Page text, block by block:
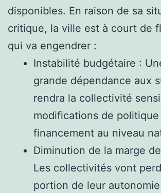
disponibles. En raison de sa
critique, la ville est à court de
qui va engendrer :
Instabilité budgétaire :
grande dépendance aux
rendra la collectivité
modifications de
financement au niveau
Diminution de la marge
Les collectivités vont
portion de leur